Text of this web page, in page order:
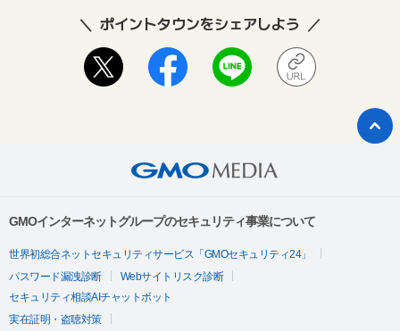
ポイントタウンをシェアしよう
GMOインターネットグループのセキュリティ事業について
世界初総合ネットセキュリティサービス「GMOセキュリティ24」
パスワード漏洩診断
Webサイトリスク診断
セキュリティ相談AIチャットボット
実在証明・盗聴対策